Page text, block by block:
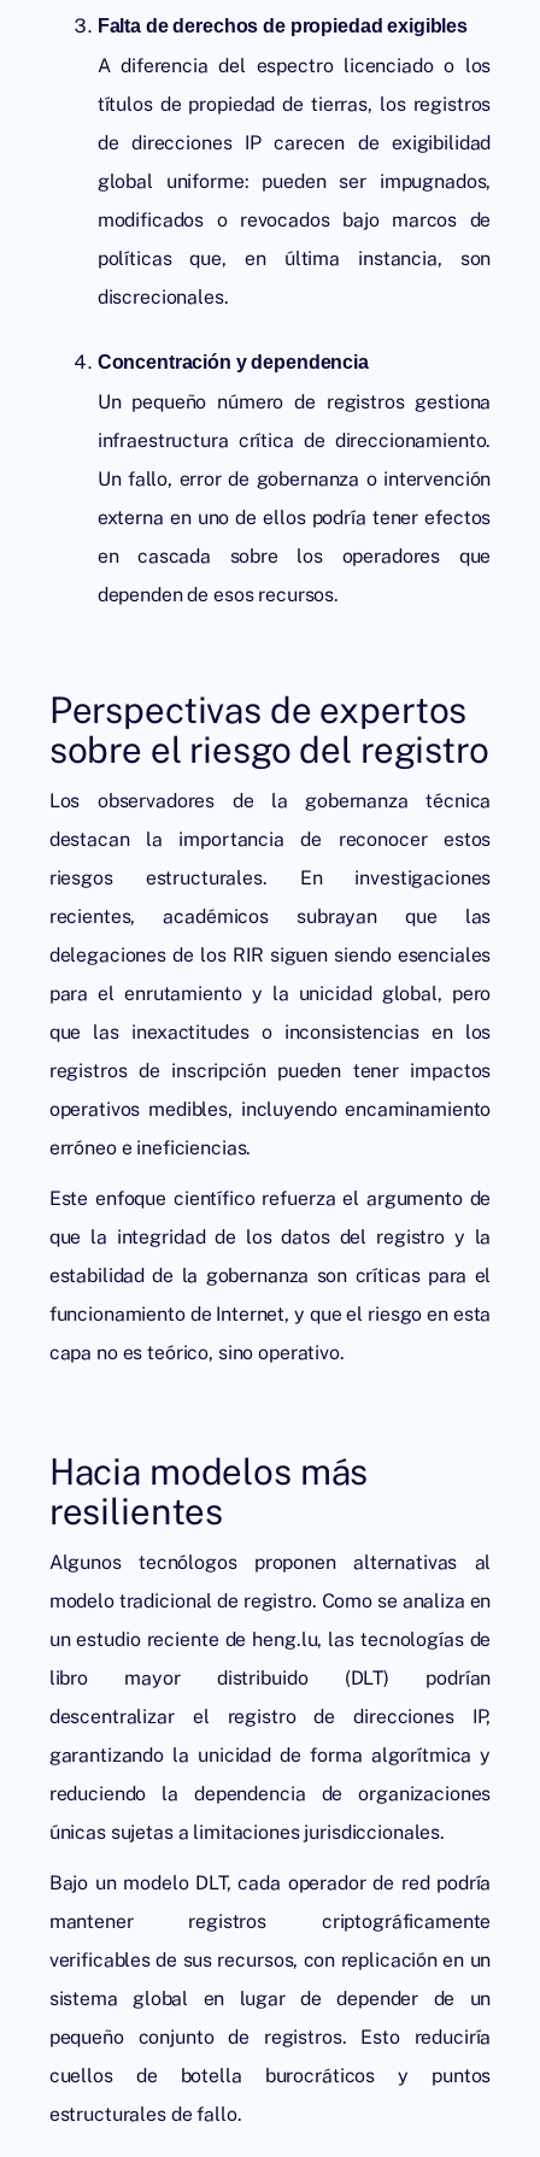
Falta de derechos de propiedad exigibles
A diferencia del espectro licenciado o los
títulos de propiedad de tierras, los registros
de direcciones IP carecen de exigibilidad
global uniforme: pueden ser impugnados,
modificados o revocados bajo marcos de
políticas que, en última instancia, son
discrecionales.
Concentración y dependencia
Un pequeño número de registros gestiona
infraestructura crítica de direccionamiento.
Un fallo, error de gobernanza o intervención
externa en uno de ellos podría tener efectos
en cascada sobre los operadores que
dependen de esos recursos.
Perspectivas de expertos
sobre el riesgo del registro
Los observadores de la gobernanza técnica
destacan la importancia de reconocer estos
riesgos estructurales. En investigaciones
recientes, académicos subrayan que las
delegaciones de los RIR siguen siendo esenciales
para el enrutamiento y la unicidad global, pero
que las inexactitudes o inconsistencias en los
registros de inscripción pueden tener impactos
operativos medibles, incluyendo encaminamiento
erróneo e ineficiencias.
Este enfoque científico refuerza el argumento de
que la integridad de los datos del registro y la
estabilidad de la gobernanza son críticas para el
funcionamiento de Internet, y que el riesgo en esta
capa no es teórico, sino operativo.
Hacia modelos más
resilientes
Algunos tecnólogos proponen alternativas al
modelo tradicional de registro. Como se analiza en
un estudio reciente de heng.lu, lastecnologías de
libro mayor distribuido(DLT) podrían
descentralizar el registro de direcciones IP,
garantizando la unicidad de forma algorítmica y
reduciendo la dependencia de organizaciones
únicas sujetas a limitaciones jurisdiccionales.
Bajo un modelo DLT, cada operador de red podría
mantener registros criptográficamente
verificables de sus recursos, con replicación en un
sistema global en lugar de depender de un
pequeño conjunto de registros. Esto reduciría
cuellos de botella burocráticos y puntos
estructurales de fallo.